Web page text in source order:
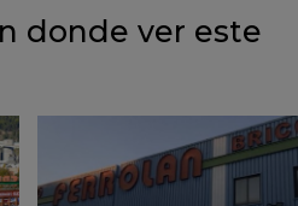
donde ver este